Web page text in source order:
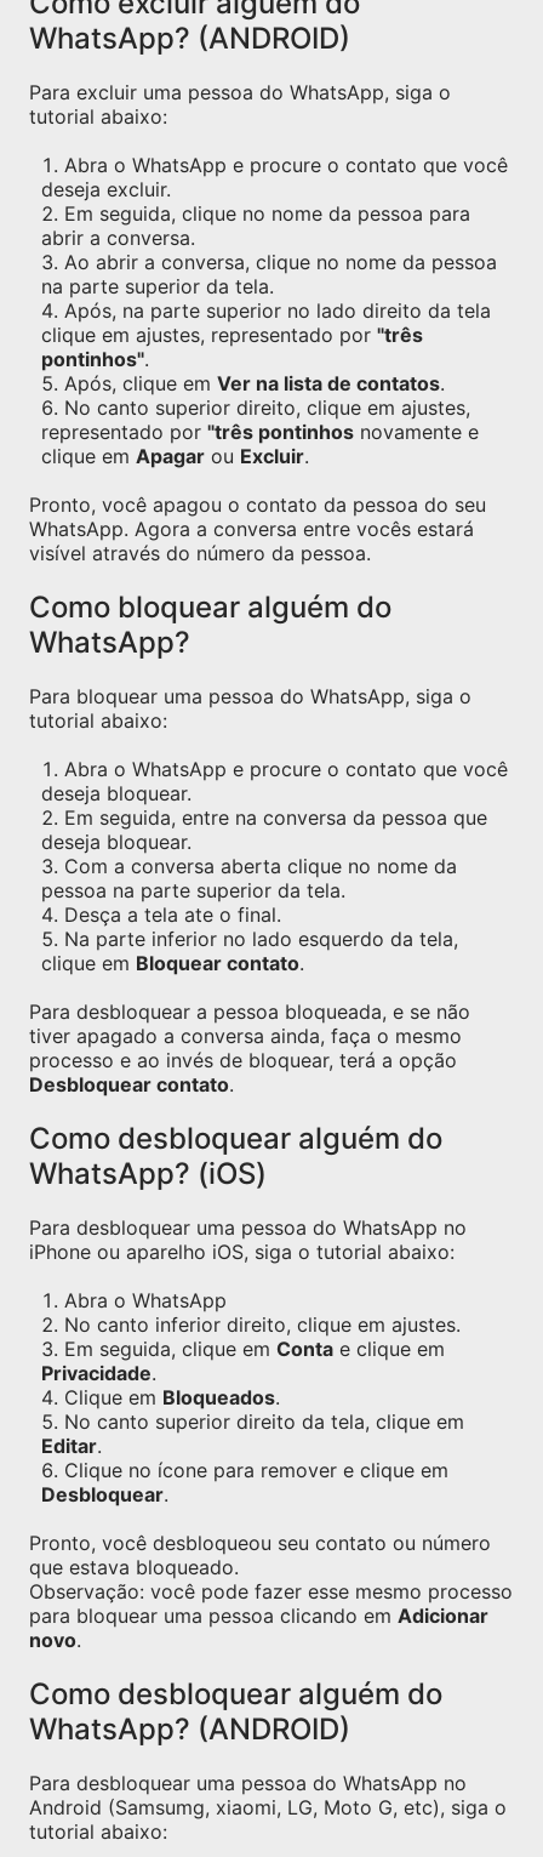
WhatsApp? (ANDROID)
Para excluir uma pessoa do WhatsApp, siga o
tutorial abaixo:
Abra o WhatsApp e procure o contato que você
deseja excluir.
Em seguida, clique no nome da pessoa para
abrir a conversa.
Ao abrir a conversa, clique no nome da pessoa
na parte superior da tela.
Após, na parte superior no lado direito da tela
clique em ajustes, representado por "três
pontinhos".
Após, clique em Ver na lista de contatos.
No canto superior direito, clique em ajustes,
representado por "três pontinhos novamente e
clique em Apagar ou Excluir.
Pronto, você apagou o contato da pessoa do seu
WhatsApp. Agora a conversa entre vocês estará
visível através do número da pessoa.
Como bloquear alguém do
WhatsApp?
Para bloquear uma pessoa do WhatsApp, siga o
tutorial abaixo:
Abra o WhatsApp e procure o contato que você
deseja bloquear.
Em seguida, entre na conversa da pessoa que
deseja bloquear.
Com a conversa aberta clique no nome da
pessoa na parte superior da tela.
Desça a tela ate o final.
Na parte inferior no lado esquerdo da tela,
clique em Bloquear contato.
Para desbloquear a pessoa bloqueada, e se não
tiver apagado a conversa ainda, faça o mesmo
processo e ao invés de bloquear, terá a opção
Desbloquear contato.
Como desbloquear alguém do
WhatsApp? (iOS)
Para desbloquear uma pessoa do WhatsApp no
iPhone ou aparelho iOS, siga o tutorial abaixo:
Abra o WhatsApp
No canto inferior direito, clique em ajustes.
Em seguida, clique em Conta e clique em
Privacidade.
Clique em Bloqueados.
No canto superior direito da tela, clique em
Editar.
Clique no ícone para remover e clique em
Desbloquear.
Pronto, você desbloqueou seu contato ou número
que estava bloqueado.
Observação: você pode fazer esse mesmo processo
para bloquear uma pessoa clicando em Adicionar
novo.
Como desbloquear alguém do
WhatsApp? (ANDROID)
Para desbloquear uma pessoa do WhatsApp no
Android (Samsumg, xiaomi, LG, Moto G, etc), siga o
tutorial abaixo: